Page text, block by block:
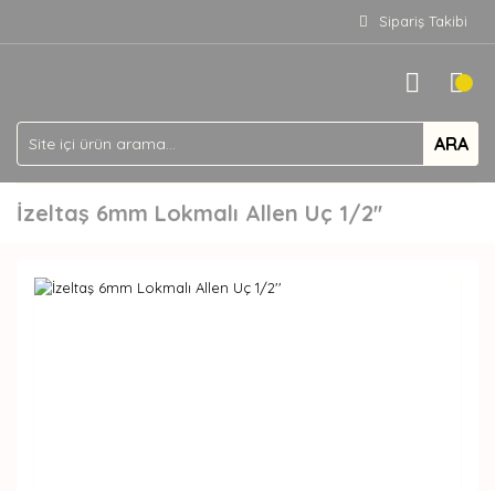
Sipariş Takibi
ARA
İzeltaş 6mm Lokmalı Allen Uç 1/2''